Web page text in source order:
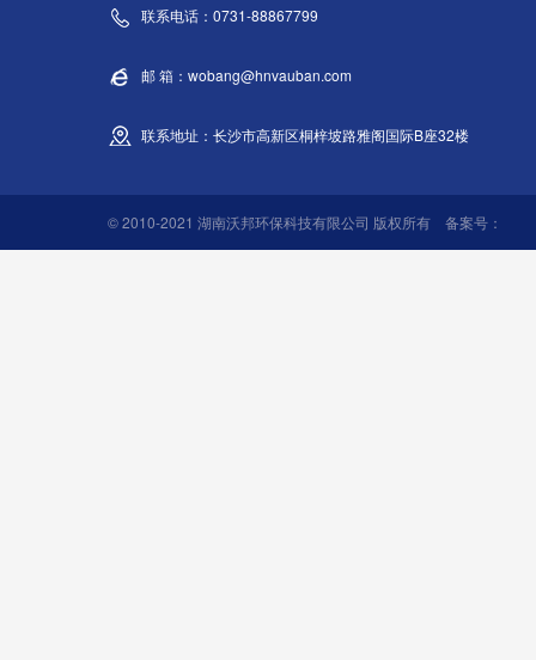
联系电话：0731-88867799
邮 箱：wobang@hnvauban.com
联系地址：长沙市高新区桐梓坡路雅阁国际B座32楼
© 2010-2021 湖南沃邦环保科技有限公司 版权所有 备案号：